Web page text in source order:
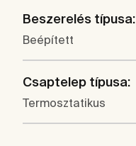
Beszerelés típusa:
Beépített
Csaptelep típusa:
Termosztatikus